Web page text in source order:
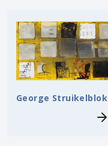
George Struikelblok